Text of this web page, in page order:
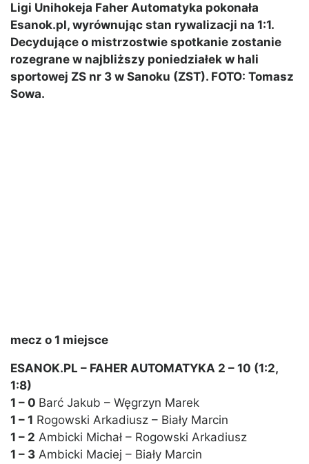
Ligi Unihokeja Faher Automatyka pokonała
Esanok.pl, wyrównując stan rywalizacji na 1:1.
Decydujące o mistrzostwie spotkanie zostanie
rozegrane w najbliższy poniedziałek w hali
sportowej ZS nr 3 w Sanoku (ZST). FOTO: Tomasz
Sowa.
mecz o 1 miejsce
ESANOK.PL – FAHER AUTOMATYKA 2 – 10 (1:2,
1:8)
1 – 0 Barć Jakub – Węgrzyn Marek
1 – 1 Rogowski Arkadiusz – Biały Marcin
1 – 2 Ambicki Michał – Rogowski Arkadiusz
1 – 3 Ambicki Maciej – Biały Marcin